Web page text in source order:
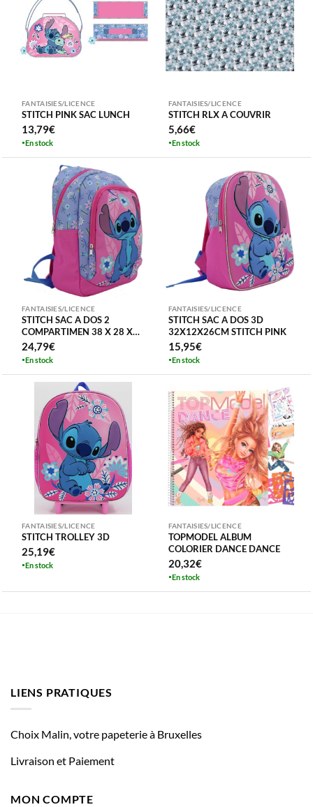
FANTAISIES/LICENCE
STITCH PINK SAC LUNCH
13,79€
En stock
FANTAISIES/LICENCE
STITCH RLX A COUVRIR
5,66€
En stock
FANTAISIES/LICENCE
STITCH SAC A DOS 2
COMPARTIMEN 38 X 28 X
16CM
24,79€
En stock
FANTAISIES/LICENCE
STITCH SAC A DOS 3D
32X12X26CM STITCH PINK
15,95€
En stock
FANTAISIES/LICENCE
STITCH TROLLEY 3D
25,19€
En stock
FANTAISIES/LICENCE
TOPMODEL ALBUM
COLORIER DANCE DANCE
20,32€
En stock
LIENS PRATIQUES
Choix Malin, votre papeterie à Bruxelles
Livraison et Paiement
MON COMPTE